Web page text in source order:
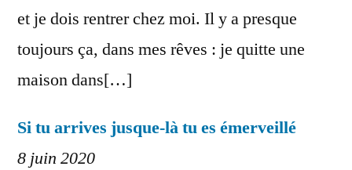
et je dois rentrer chez moi. Il y a presque
toujours ça, dans mes rêves : je quitte une
maison dans[…]
Si tu arrives jusque-là tu es émerveillé
8 juin 2020